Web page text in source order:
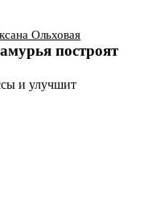
Архив
Ольховая
построят
и улучшит